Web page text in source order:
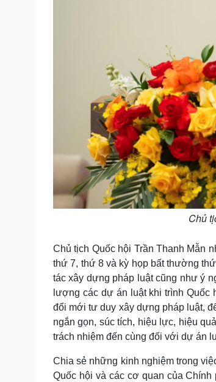
Chủ
Chủ tịch Quốc hội Trần Thanh Mẫn
thứ 7, thứ 8 và kỳ họp bất thường
tác xây dựng pháp luật cũng như ý
lượng các dự án luật khi trình Quốc
đổi mới tư duy xây dựng pháp luật,
ngắn gọn, súc tích, hiệu lực, hiệu
trách nhiệm đến cùng đối với dự án
Chia sẻ những kinh nghiệm trong
Quốc hội và các cơ quan của